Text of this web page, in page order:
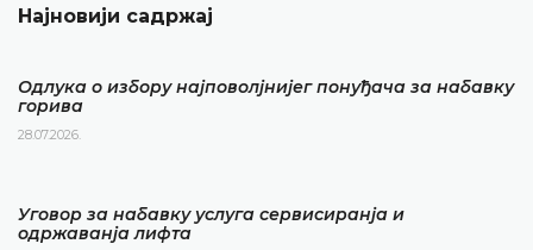
Најновији садржај
Одлука о избору најповолјнијег понуђача за набавку
горива
28.07.2026.
Уговор за набавку услуга сервисиранја и
одржаванја лифта